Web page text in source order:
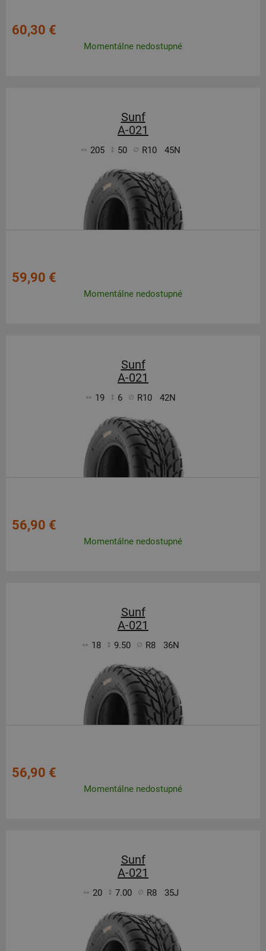
60,30 €
Momentálne nedostupné
Sunf
A-021
205 50 R10 45N
59,90 €
Momentálne nedostupné
Sunf
A-021
19 6 R10 42N
56,90 €
Momentálne nedostupné
Sunf
A-021
18 9.50 R8 36N
56,90 €
Momentálne nedostupné
Sunf
A-021
20 7.00 R8 35J